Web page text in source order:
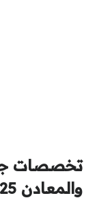
تخصصات
والمعادن 2025